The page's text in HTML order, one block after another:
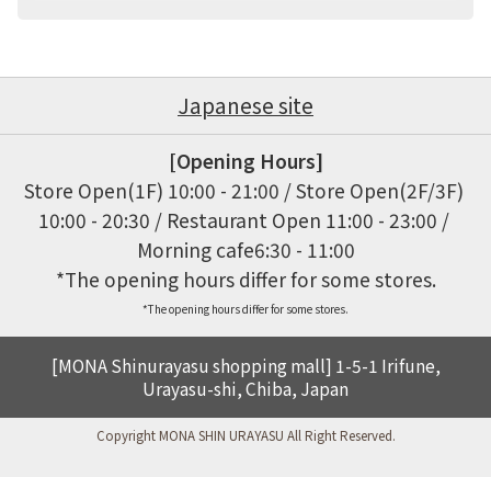
Japanese site
[Opening Hours]
Store Open(1F) 10:00 - 21:00 / Store Open(2F/3F)
10:00 - 20:30 / Restaurant Open 11:00 - 23:00 /
Morning cafe6:30 - 11:00
*The opening hours differ for some stores.
[MONA Shinurayasu shopping mall] 1-5-1 Irifune,
Urayasu-shi, Chiba, Japan
Copyright MONA SHIN URAYASU All Right Reserved.